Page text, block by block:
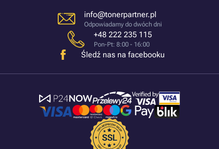
info@tonerpartner.pl
Odpowiadamy do dwóch dni
+48 222 235 115
Pon-Pt: 8:00 - 16:00
Śledź nas na facebooku